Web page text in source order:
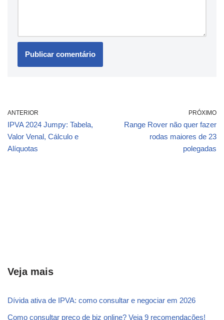
ANTERIOR
IPVA 2024 Jumpy: Tabela,
Valor Venal, Cálculo e
Alíquotas
PRÓXIMO
Range Rover não quer fazer
rodas maiores de 23
polegadas
Veja mais
Dívida ativa de IPVA: como consultar e negociar em 2026
Como consultar preço de biz online? Veja 9 recomendações!